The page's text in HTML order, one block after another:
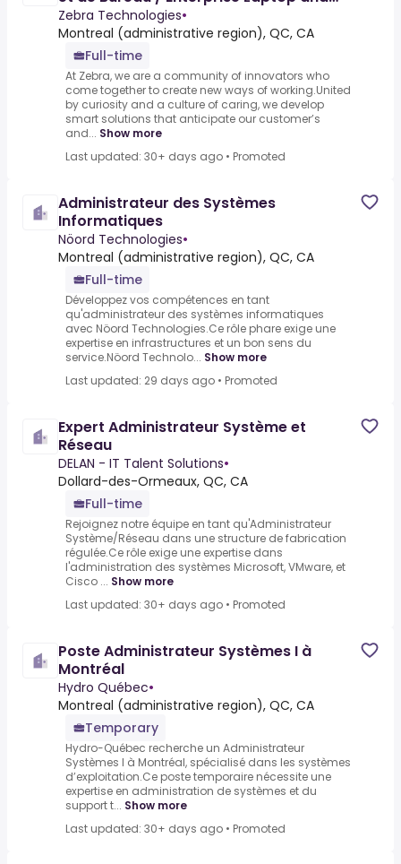
Desktop Administr[...]
Zebra Technologies•
Montreal (administrative region), QC, CA
Full-time
At Zebra, we are a community of innovators who
come together to create new ways of working.United
by curiosity and a culture of caring, we develop
smart solutions that anticipate our customer’s
and... Show more
Last updated: 30+ days ago • Promoted
Administrateur des Systèmes
Informatiques
Nöord Technologies•
Montreal (administrative region), QC, CA
Full-time
Développez vos compétences en tant
qu'administrateur des systèmes informatiques
avec Nöord Technologies.Ce rôle phare exige une
expertise en infrastructures et un bon sens du
service.Nöord Technolo... Show more
Last updated: 29 days ago • Promoted
Expert Administrateur Système et
Réseau
DELAN - IT Talent Solutions•
Dollard-des-Ormeaux, QC, CA
Full-time
Rejoignez notre équipe en tant qu'Administrateur
Système/Réseau dans une structure de fabrication
régulée.Ce rôle exige une expertise dans
l'administration des systèmes Microsoft, VMware, et
Cisco ... Show more
Last updated: 30+ days ago • Promoted
Poste Administrateur Systèmes I à
Montréal
Hydro Québec•
Montreal (administrative region), QC, CA
Temporary
Hydro-Québec recherche un Administrateur
Systèmes I à Montréal, spécialisé dans les systèmes
d’exploitation.Ce poste temporaire nécessite une
expertise en administration de systèmes et du
support t... Show more
Last updated: 30+ days ago • Promoted